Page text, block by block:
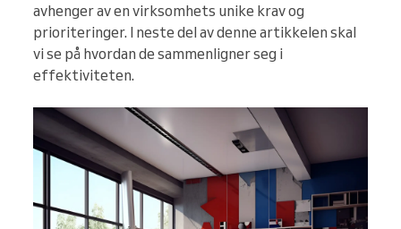
avhenger av en virksomhets unike krav og
prioriteringer. I neste del av denne artikkelen skal
vi se på hvordan de sammenligner seg i
effektiviteten.